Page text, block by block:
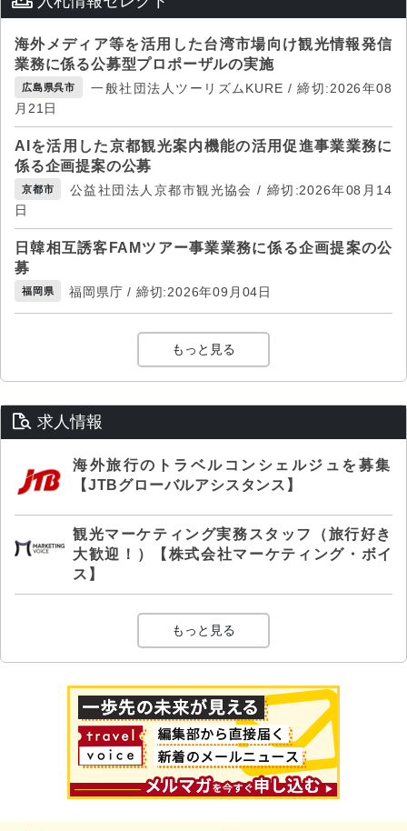
海外メディア等を活用した台湾市場向け観光情報発信
業務に係る公募型プロポーザルの実施
広島県呉市
一般社団法人ツーリズムKURE / 締切:2026年08
月21日
AIを活用した京都観光案内機能の活用促進事業業務に
係る企画提案の公募
京都市
公益社団法人京都市観光協会 / 締切:2026年08月14
日
日韓相互誘客FAMツアー事業業務に係る企画提案の公
募
福岡県 福岡県庁 / 締切:2026年09月04日
もっと見る
求人情報
海外旅行のトラベルコンシェルジュを募集
【JTBグローバルアシスタンス】
観光マーケティング実務スタッフ（旅行好き
大歓迎！）【株式会社マーケティング・ボイ
ス】
もっと見る